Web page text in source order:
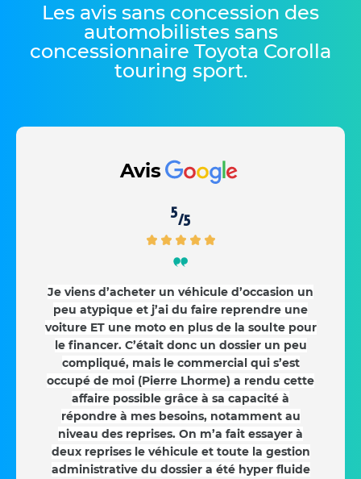
Les avis sans concession des
automobilistes sans
concessionnaire Toyota Corolla
touring sport.
Avis
5/5
Je viens d’acheter un véhicule d’occasion un
peu atypique et j’ai du faire reprendre une
voiture ET une moto en plus de la soulte pour
le financer. C’était donc un dossier un peu
compliqué, mais le commercial qui s’est
occupé de moi (Pierre Lhorme) a rendu cette
affaire possible grâce à sa capacité à
répondre à mes besoins, notamment au
niveau des reprises. On m’a fait essayer à
deux reprises le véhicule et toute la gestion
administrative du dossier a été hyper fluide